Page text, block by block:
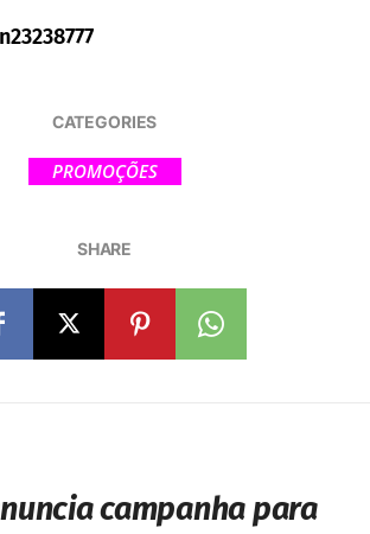
CATEGORIES
PROMOÇÕES
SHARE
campanha para